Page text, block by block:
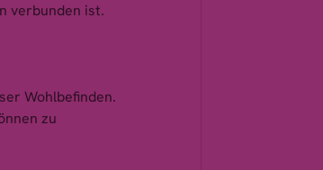
verbunden ist.
Wohlbefinden.
zu